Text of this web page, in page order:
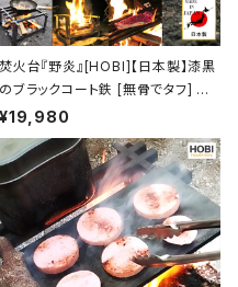
焚火台『野炎』[HOBI]【日本製】漆黒
のブラックコート鉄 [無骨でタフ] マ
ルチゴトク 41×38×24.5cm 歪みに
くい重厚鉄 キャンプファイヤー ファ
イア グリル バーベキュー 焼き鳥 炭
火焼 コンロ 焚き火台 たき火台 taki
bi アウトドア レジャー ホビ【MADE
IN JAPAN】
¥19,980